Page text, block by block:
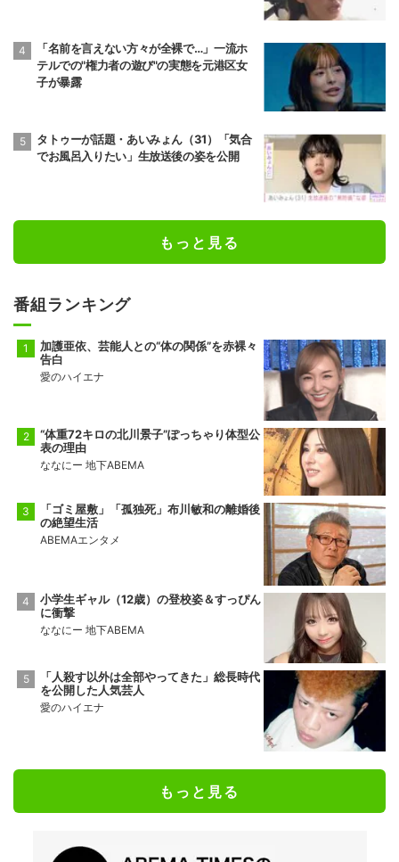
「名前を言えない方々が全裸で…」一流ホ
テルでの"権力者の遊び"の実態を元港区女
子が暴露
タトゥーが話題・あいみょん（31）「気合
でお風呂入りたい」生放送後の姿を公開
もっと見る
番組ランキング
加護亜依、芸能人との“体の関係”を赤裸々
告白
愛のハイエナ
“体重72キロの北川景子”ぽっちゃり体型公
表の理由
ななにー 地下ABEMA
「ゴミ屋敷」「孤独死」布川敏和の離婚後
の絶望生活
ABEMAエンタメ
小学生ギャル（12歳）の登校姿＆すっぴん
に衝撃
ななにー 地下ABEMA
「人殺す以外は全部やってきた」総長時代
を公開した人気芸人
愛のハイエナ
もっと見る